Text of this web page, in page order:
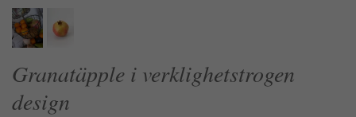
Granatäpple i verklighetstrogen
design